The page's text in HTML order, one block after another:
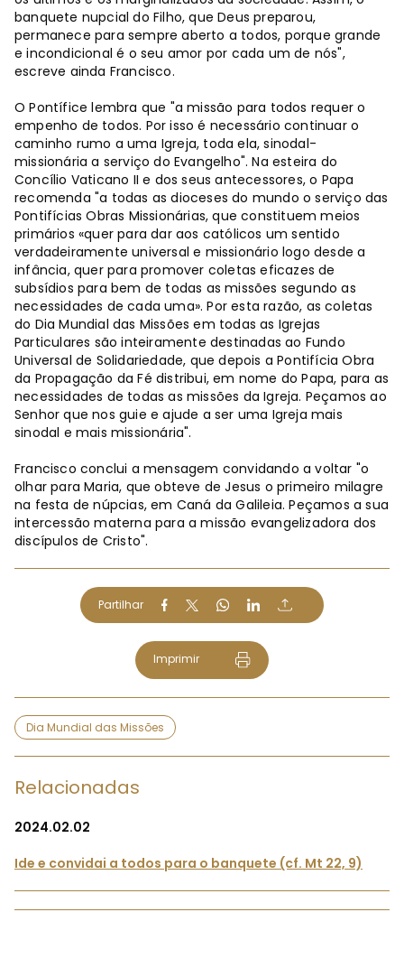
banquete nupcial do Filho, que Deus preparou,
permanece para sempre aberto a todos, porque grande
e incondicional é o seu amor por cada um de nós",
escreve ainda Francisco.
O Pontífice lembra que "a missão para todos requer o
empenho de todos. Por isso é necessário continuar o
caminho rumo a uma Igreja, toda ela, sinodal-
missionária a serviço do Evangelho". Na esteira do
Concílio Vaticano II e dos seus antecessores, o Papa
recomenda "a todas as dioceses do mundo o serviço das
Pontifícias Obras Missionárias, que constituem meios
primários «quer para dar aos católicos um sentido
verdadeiramente universal e missionário logo desde a
infância, quer para promover coletas eficazes de
subsídios para bem de todas as missões segundo as
necessidades de cada uma». Por esta razão, as coletas
do Dia Mundial das Missões em todas as Igrejas
Particulares são inteiramente destinadas ao Fundo
Universal de Solidariedade, que depois a Pontifícia Obra
da Propagação da Fé distribui, em nome do Papa, para as
necessidades de todas as missões da Igreja. Peçamos ao
Senhor que nos guie e ajude a ser uma Igreja mais
sinodal e mais missionária".
Francisco conclui a mensagem convidando a voltar "o
olhar para Maria, que obteve de Jesus o primeiro milagre
na festa de núpcias, em Caná da Galileia. Peçamos a sua
intercessão materna para a missão evangelizadora dos
discípulos de Cristo".
Partilhar
Imprimir
Dia Mundial das Missões
Relacionadas
2024.02.02
Ide e convidai a todos para o banquete (cf. Mt 22, 9)